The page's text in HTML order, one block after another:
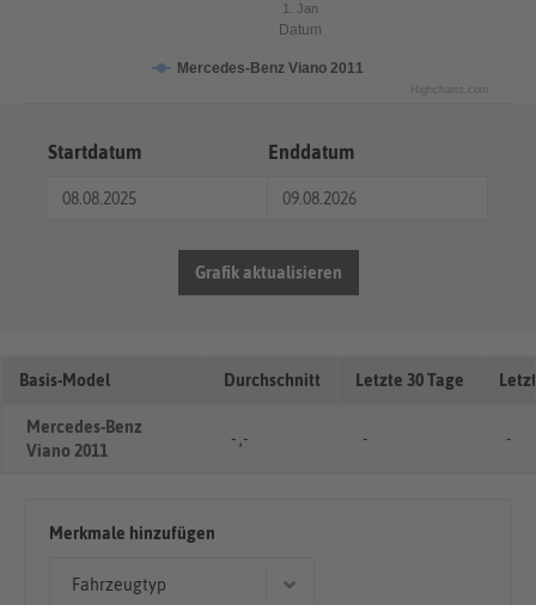
Datum
Mercedes-Benz Viano 2011
1. Jan
Highcharts.com
Startdatum Enddatum
Grafik aktualisieren
Basis-Model Durchschnitt Letzte 30 Tage
Mercedes-Benz
Viano 2011
- ,- - -
Merkmale hinzufügen
Fahrzeugtyp